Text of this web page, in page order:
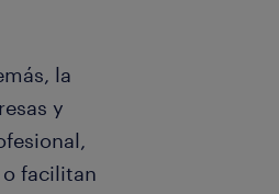
la
y
facilitan